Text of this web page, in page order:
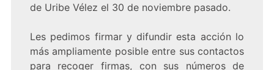
de Uribe Vélez el 30 de noviembre pasado.
Les pedimos firmar y difundir esta acción lo
más ampliamente posible entre sus contactos
para recoger firmas, con sus números de